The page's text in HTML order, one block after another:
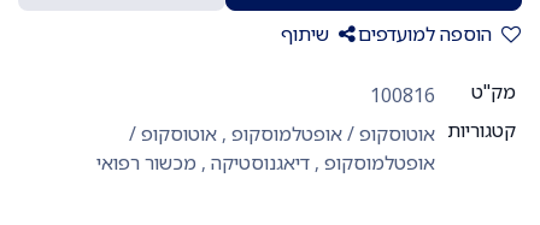
הוספה למועדפים שיתוף
מק"ט
100816
קטגוריות אוטוסקופ / אופטלמוסקופ, אוטוסקופ /
אופטלמוסקופ, דיאגנוסטיקה, מכשור רפואי